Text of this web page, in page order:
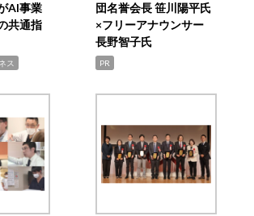
AI事業
共通指
ス
団名誉会長 笹川陽平氏
×フリーアナウンサー
長野智子氏
PR